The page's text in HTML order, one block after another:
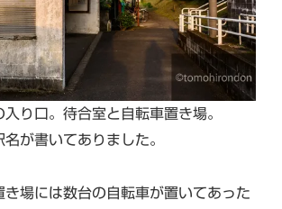
り口。待合室と自転車置き場。
が書いてありました。
き場には数台の自転車が置いてあった